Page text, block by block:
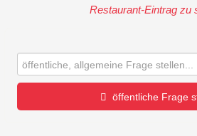
Restaurant-Eintrag zu
öffentliche Frage